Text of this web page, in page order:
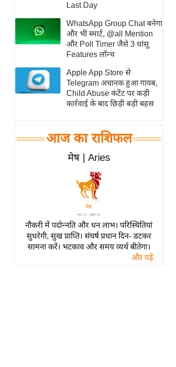
रिलेशनशिप
राजनीति
विश्लेषण
समसामयिक
मातृभूमि
स्तंभ
आई.
चाय पर
समीक्षा
धर्मस्थल
व्रत
Last Day
WhatsApp Group Chat बनेगा
और भी स्मार्ट, @all Mention
और Poll Timer जैसे 3 धांसू
Features लॉन्च
Apple App Store से
Telegram अचानक हुआ गायब,
Child Abuse कंटेंट पर कड़ी
कार्रवाई के बाद छिड़ी बड़ी बहस
आज का राशिफल
मेष | Aries
नौकरी में पदोन्नति और धन लाभ। परिस्थितियां
सुधरेगी, सुख प्राप्ति। संघर्ष प्रधान दिन- डटकर
सामना करें। भटकाव और समय व्यर्थ बीतेगा।
और पढ़ें